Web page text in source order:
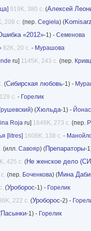
919K, 380 с. (Алексей
208 с. (пер. Cegieła) (
«2012»-1) - Семенова
82K, 20 с. - Мурашова
ru] 1145K, 243 с. (пер.
(Сибирская любовь-1) -
с. - Горелик
) (Хюльда-1) -
Roja ru] 1646K, 273 с. (пер.
[litres] 1606K, 138 с. -
(илл. Савояр) (Препараторы-
425 с. (Не женское дело
(пер. Боченкова) (Мина
(Уроборос-1) - Горелик
222 с. (Уроборос-2) -
Пасынки-1) - Горелик